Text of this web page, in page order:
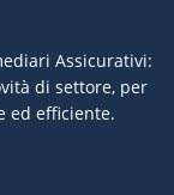
Assicurativi:
di settore, per
ed efficiente.